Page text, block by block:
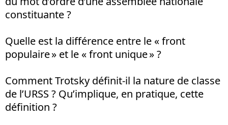
constituante ?
Quelle est la différence entre le « front
populaire » et le « front unique » ?
Comment Trotsky définit-il la nature de classe
de l’URSS ? Qu’implique, en pratique, cette
définition ?